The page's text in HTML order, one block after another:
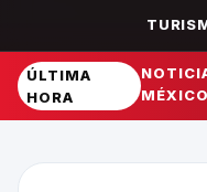
ÚLTIMA
HORA